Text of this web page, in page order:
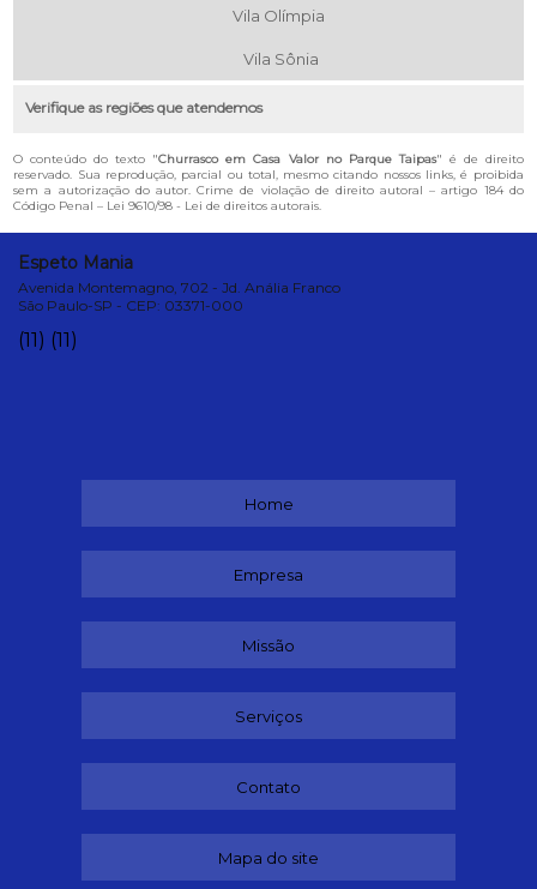
Vila Olímpia
Vila Sônia
Verifique as regiões que atendemos
O conteúdo do texto "Churrasco em Casa Valor no Parque Taipas" é de direito
reservado. Sua reprodução, parcial ou total, mesmo citando nossos links, é proibida
sem a autorização do autor. Crime de violação de direito autoral – artigo 184 do
Código Penal – Lei 9610/98 - Lei de direitos autorais.
Espeto Mania
Avenida Montemagno, 702 - Jd. Anália Franco
São Paulo-SP - CEP: 03371-000
(11) (11)
Home
Empresa
Missão
Serviços
Contato
Mapa do site